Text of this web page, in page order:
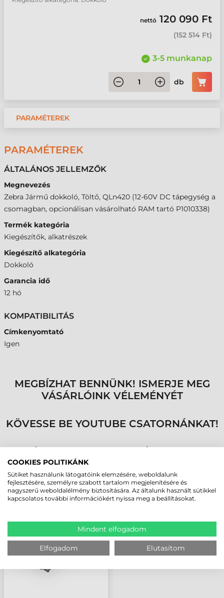
nettó 120 090 Ft
(152 514 Ft)
3-5 munkanap
db
PARAMÉTEREK
PARAMÉTEREK
ÁLTALÁNOS JELLEMZŐK
Megnevezés
Zebra Jármű dokkoló, Töltő, QLn420 (12-60V DC tápegység a
csomagban, opcionálisan vásárolható RAM tartó P1010338)
Termék kategória
Kiegészítők, alkatrészek
Kiegészítő alkategória
Dokkoló
Garancia idő
12 hó
KOMPATIBILITÁS
Címkenyomtató
Igen
MEGBÍZHAT BENNÜNK! ISMERJE MEG
VÁSÁRLÓINK VÉLEMÉNYÉT
KÖVESSE BE YOUTUBE CSATORNÁNKAT!
ZEBRA JÁRMŰ
DOKKOLÓ, TÖLTŐ,
QLN420 (12-60V DC
CSOMAGBAN,
OPCIONÁLISAN
VÁSÁROLHATÓ RAM TA
COOKIES POLITIKÁNK
Sütiket használunk látogatóink elemzésére, weboldalunk
fejlesztésére, személyre szabott tartalom megjelenítésére és
nagyszerű weboldalélmény biztosítására. Az általunk használt sütikkel
kapcsolatos további információkért nyissa meg a beállításokat.
Mindent elfogadom
Elfogadom Elutasítom